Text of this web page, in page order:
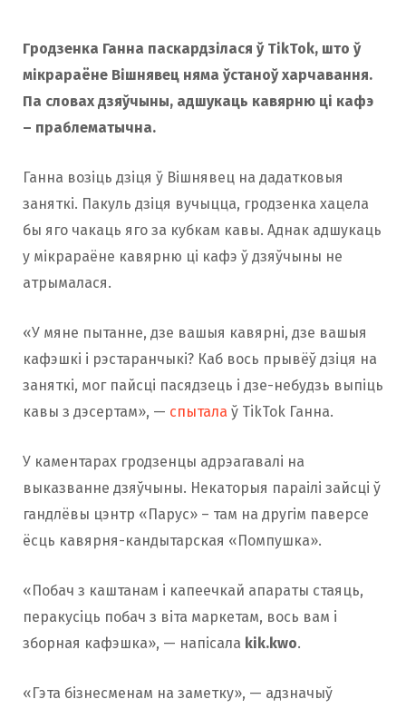
Гродзенка Ганна паскардзілася ў TikTok, што ў
мікрараёне Вішнявец няма ўстаноў харчавання.
Па словах дзяўчыны, адшукаць кавярню ці кафэ
– праблематычна.
Ганна возіць дзіця ў Вішнявец на дадатковыя
заняткі. Пакуль дзіця вучыцца, гродзенка хацела
бы яго чакаць яго за кубкам кавы. Аднак адшукаць
у мікрараёне кавярню ці кафэ ў дзяўчыны не
атрымалася.
«У мяне пытанне, дзе вашыя кавярні, дзе вашыя
кафэшкі і рэстаранчыкі? Каб вось прывёў дзіця на
заняткі, мог пайсці пасядзець і дзе-небудзь выпіць
кавы з дэсертам», — спытала ў TikTok Ганна.
У каментарах гродзенцы адрэагавалі на
выказванне дзяўчыны. Некаторыя параілі зайсці ў
гандлёвы цэнтр «Парус» – там на другім паверсе
ёсць кавярня-кандытарская «Помпушка».
«Побач з каштанам і капеечкай апараты стаяць,
перакусіць побач з віта маркетам, вось вам і
зборная кафэшка», — напісала kik.kwo.
«Гэта бізнесменам на заметку», — адзначыў